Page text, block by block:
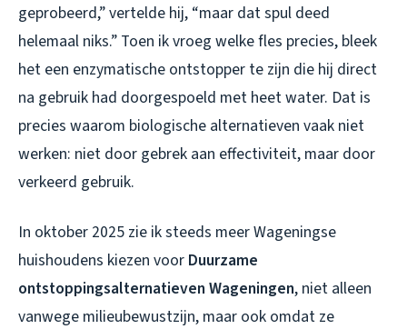
geprobeerd,” vertelde hij, “maar dat spul deed
helemaal niks.” Toen ik vroeg welke fles precies, bleek
het een enzymatische ontstopper te zijn die hij direct
na gebruik had doorgespoeld met heet water. Dat is
precies waarom biologische alternatieven vaak niet
werken: niet door gebrek aan effectiviteit, maar door
verkeerd gebruik.
In oktober 2025 zie ik steeds meer Wageningse
huishoudens kiezen voor Duurzame
ontstoppingsalternatieven Wageningen, niet alleen
vanwege milieubewustzijn, maar ook omdat ze